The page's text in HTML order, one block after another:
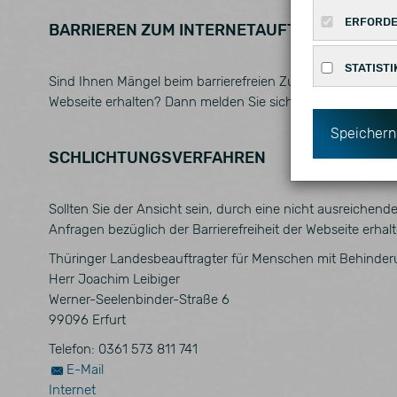
BARRIEREN ZUM INTERNETAUFTRITT
Sind Ihnen Mängel beim barrierefreien Zugang zu
Webseite erhalten? Dann melden Sie sich gerne bei uns.
SCHLICHTUNGSVERFAHREN
Sollten Sie der Ansicht sein, durch eine nicht
Anfragen bezüglich der Barrierefreiheit der Webseite
Thüringer Landesbeauftragter für Menschen mit
Herr Joachim Leibiger
Werner-Seelenbinder-Straße 6
99096 Erfurt
Telefon: 0361 573 811 741
E-Mail
Internet
Diese
uns zu
Name
_pk_id
Speichern